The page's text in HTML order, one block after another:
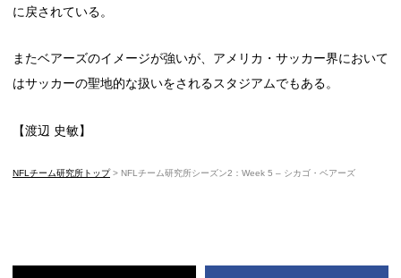
に戻されている。
またベアーズのイメージが強いが、アメリカ・サッカー界において
はサッカーの聖地的な扱いをされるスタジアムでもある。
【渡辺 史敏】
NFLチーム研究所トップ > NFLチーム研究所シーズン2：Week 5 – シカゴ・ベアーズ